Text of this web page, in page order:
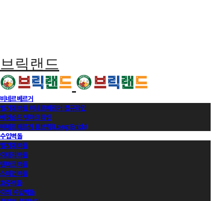
브릭랜드
비네르베르거
벨기에벽돌 비네르베르거 정규라인
에겐순드 덴마크라인
비네르베르거 롱브릭(Long Brick)
수입벽돌
벨기에벽돌
이태리벽돌
덴마크벽돌
스페인벽돌
호주벽돌
이외 수입벽돌